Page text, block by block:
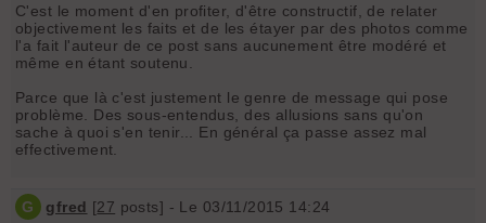
C'est le moment d'en profiter, d'être constructif, de relater
objectivement les faits et de les étayer par des photos comme
l'a fait l'auteur de ce post sans aucunement être modéré et
même en étant soutenu.
Parce que là c'est justement le genre de message qui pose
problème. Des sous-entendus, des allusions sans qu'on
sache à quoi s'en tenir... En général ça passe assez mal
effectivement.
G gfred [27 posts] - Le 03/11/2015 14:24